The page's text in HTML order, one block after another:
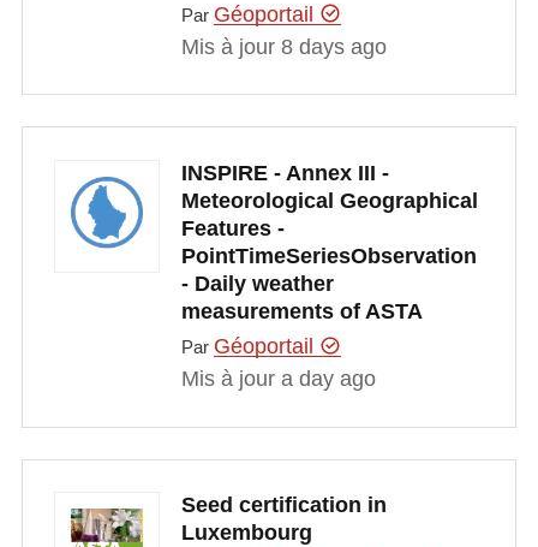
Par Géoportail
Mis à jour 8 days ago
INSPIRE - Annex III -
Meteorological Geographical
Features -
PointTimeSeriesObservation
- Daily weather
measurements of ASTA
Par Géoportail
Mis à jour a day ago
Seed certification in
Luxembourg